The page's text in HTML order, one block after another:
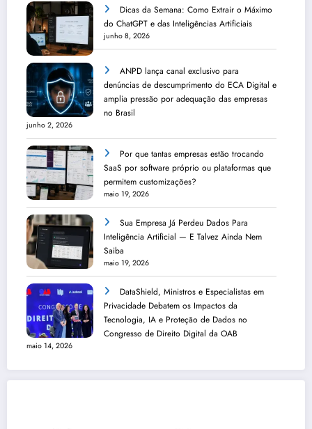
Dicas da Semana: Como Extrair o Máximo
do ChatGPT e das Inteligências Artificiais
junho 8, 2026
ANPD lança canal exclusivo para
denúncias de descumprimento do ECA Digital e
amplia pressão por adequação das empresas
no Brasil
junho 2, 2026
Por que tantas empresas estão trocando
SaaS por software próprio ou plataformas que
permitem customizações?
maio 19, 2026
Sua Empresa Já Perdeu Dados Para
Inteligência Artificial — E Talvez Ainda Nem
Saiba
maio 19, 2026
DataShield, Ministros e Especialistas em
Privacidade Debatem os Impactos da
Tecnologia, IA e Proteção de Dados no
Congresso de Direito Digital da OAB
maio 14, 2026